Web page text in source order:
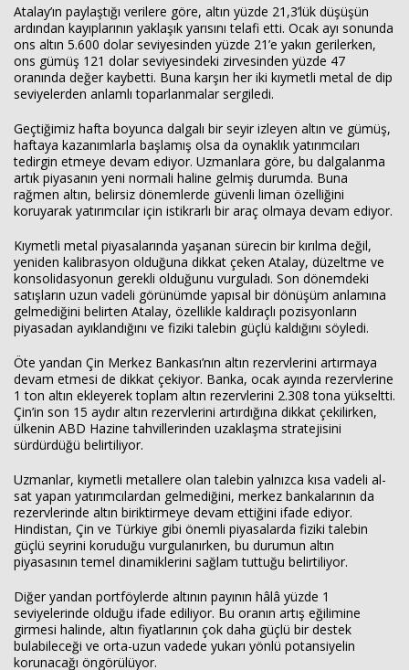
Atalay’ın paylaştığı verilere göre, altın yüzde 21,3’lük düşüşün
ardından kayıplarının yaklaşık yarısını telafi etti. Ocak ayı sonunda
ons altın 5.600 dolar seviyesinden yüzde 21’e yakın gerilerken,
ons gümüş 121 dolar seviyesindeki zirvesinden yüzde 47
oranında değer kaybetti. Buna karşın her iki kıymetli metal de dip
seviyelerden anlamlı toparlanmalar sergiledi.
Geçtiğimiz hafta boyunca dalgalı bir seyir izleyen altın ve gümüş,
haftaya kazanımlarla başlamış olsa da oynaklık yatırımcıları
tedirgin etmeye devam ediyor. Uzmanlara göre, bu dalgalanma
artık piyasanın yeni normali haline gelmiş durumda. Buna
rağmen altın, belirsiz dönemlerde güvenli liman özelliğini
koruyarak yatırımcılar için istikrarlı bir araç olmaya devam ediyor.
Kıymetli metal piyasalarında yaşanan sürecin bir kırılma değil,
yeniden kalibrasyon olduğuna dikkat çeken Atalay, düzeltme ve
konsolidasyonun gerekli olduğunu vurguladı. Son dönemdeki
satışların uzun vadeli görünümde yapısal bir dönüşüm anlamına
gelmediğini belirten Atalay, özellikle kaldıraçlı pozisyonların
piyasadan ayıklandığını ve fiziki talebin güçlü kaldığını söyledi.
Öte yandan Çin Merkez Bankası’nın altın rezervlerini artırmaya
devam etmesi de dikkat çekiyor. Banka, ocak ayında rezervlerine
1 ton altın ekleyerek toplam altın rezervlerini 2.308 tona yükseltti.
Çin’in son 15 aydır altın rezervlerini artırdığına dikkat çekilirken,
ülkenin ABD Hazine tahvillerinden uzaklaşma stratejisini
sürdürdüğü belirtiliyor.
Uzmanlar, kıymetli metallere olan talebin yalnızca kısa vadeli al-
sat yapan yatırımcılardan gelmediğini, merkez bankalarının da
rezervlerinde altın biriktirmeye devam ettiğini ifade ediyor.
Hindistan, Çin ve Türkiye gibi önemli piyasalarda fiziki talebin
güçlü seyrini koruduğu vurgulanırken, bu durumun altın
piyasasının temel dinamiklerini sağlam tuttuğu belirtiliyor.
Diğer yandan portföylerde altının payının hâlâ yüzde 1
seviyelerinde olduğu ifade ediliyor. Bu oranın artış eğilimine
girmesi halinde, altın fiyatlarının çok daha güçlü bir destek
bulabileceği ve orta-uzun vadede yukarı yönlü potansiyelin
korunacağı öngörülüyor.